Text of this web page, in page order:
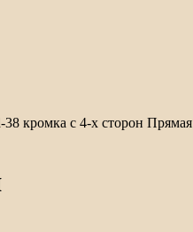
кромка с 4-х сторон Прямая